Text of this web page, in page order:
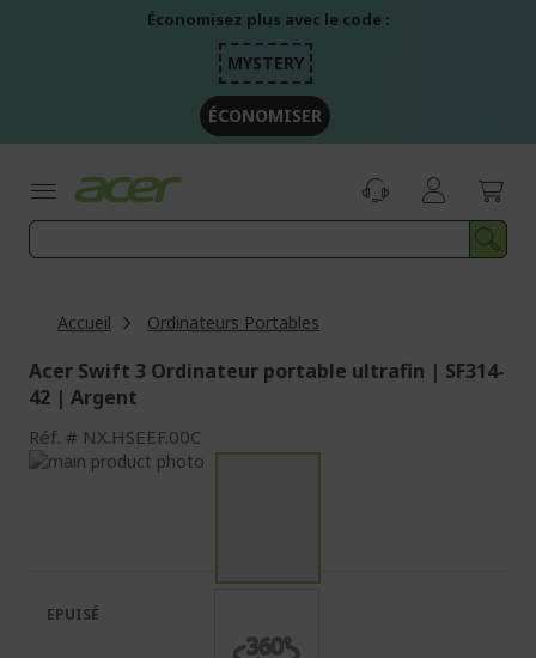
Économisez plus avec le code :
MYSTERY
ÉCONOMISER
Accueil Ordinateurs Portables
Acer Swift 3 Ordinateur portable ultrafin | SF314-
42 | Argent
Réf. NX.HSEEF.00C
Passer
galerie
d’images
Galerie
d’images
EPUISÉ